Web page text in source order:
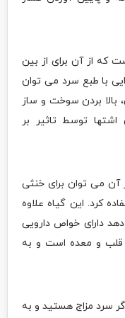
که از آن برای از بین
با طبع سرد می توان
بالا بردن سوخت و ساز
توسط تاثیر بر
آن می توان برای خنثی
کرد. این گیاه علاوه
دارای خواص دارویی
قلب و معده است و به
سرد مزاج هستید و به